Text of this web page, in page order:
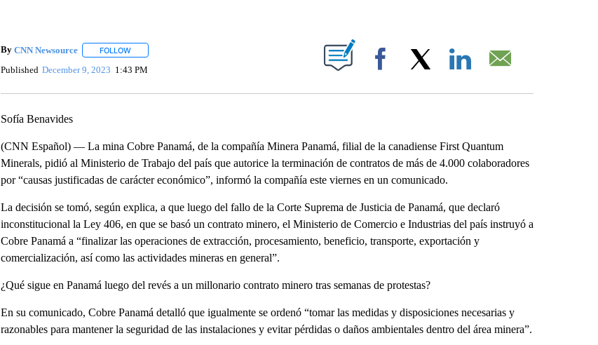
By CNN Newsource FOLLOWFOLLOW "" TO RECEIVE NOTIFICATIONS ABOUT NEW PAGES ON "".
Published December 9, 2023 1:43 PM Facebook
Sofía Benavides
(CNN Español) — La mina Cobre Panamá, de la compañía Minera Panamá, filial de la canadiense First Quantum
Minerals, pidió al Ministerio de Trabajo del país que autorice la terminación de contratos de más de 4.000 colaboradores
por “causas justificadas de carácter económico”, informó la compañía este viernes en un comunicado.
La decisión se tomó, según explica, a que luego del fallo de la Corte Suprema de Justicia de Panamá, que declaró
inconstitucional la Ley 406, en que se basó un contrato minero, el Ministerio de Comercio e Industrias del país instruyó a
Cobre Panamá a “finalizar las operaciones de extracción, procesamiento, beneficio, transporte, exportación y
comercialización, así como las actividades mineras en general”.
¿Qué sigue en Panamá luego del revés a un millonario contrato minero tras semanas de protestas?
En su comunicado, Cobre Panamá detalló que igualmente se ordenó “tomar las medidas y disposiciones necesarias y
razonables para mantener la seguridad de las instalaciones y evitar pérdidas o daños ambientales dentro del área minera”.